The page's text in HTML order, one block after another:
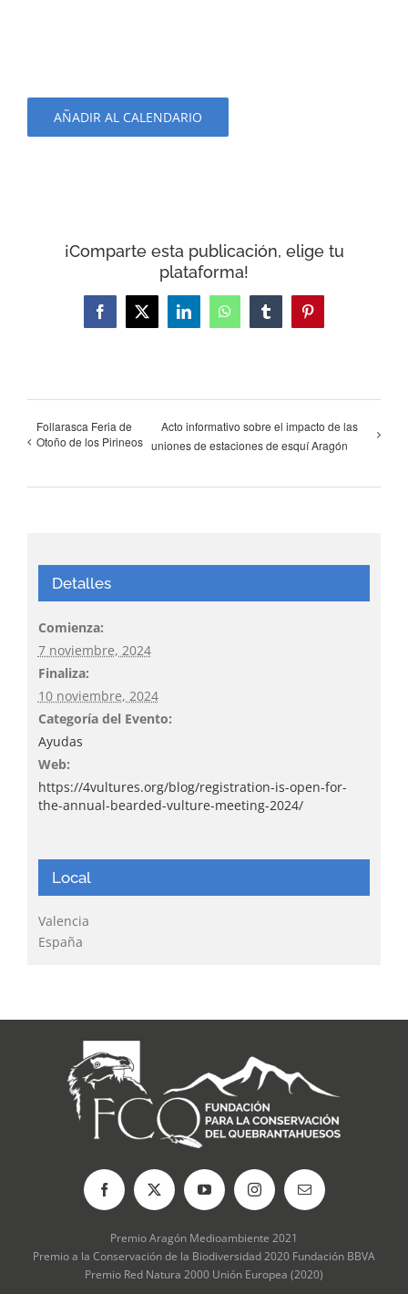
AÑADIR AL CALENDARIO
¡Comparte esta publicación, elige tu
plataforma!
Facebook
X LinkedInWhatsAppTumblrPinterest
Follarasca Feria de
Otoño de los Pirineos
Acto informativo sobre el impacto de las
uniones de estaciones de esquí Aragón
Detalles
Comienza:
7 noviembre, 2024
Finaliza:
10 noviembre, 2024
Categoría del Evento:
Ayudas
Web:
https://4vultures.org/blog/registration-is-open-for-
the-annual-bearded-vulture-meeting-2024/
Local
Valencia
España
Premio Aragón Medioambiente 2021
Premio a la Conservación de la Biodiversidad 2020 Fundación BBVA
Premio Red Natura 2000 Unión Europea (2020)